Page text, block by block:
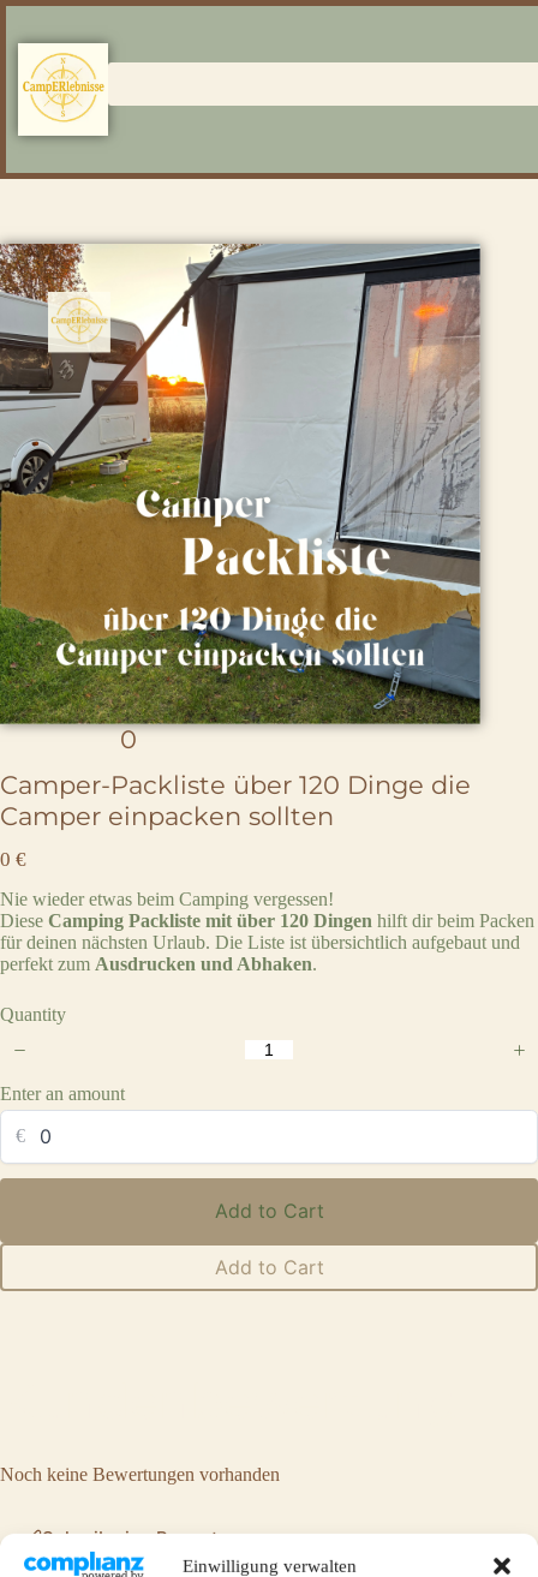
Einwilligung verwalten
0
r
e
v
w
s
Camper-Packliste über 120 Dinge die
Camper einpacken sollten
N
o
w
0 €
Nie wieder etwas beim Camping vergessen!
Diese Camping Packliste mit über 120 Dingen hilft dir beim Packen
für deinen nächsten Urlaub. Die Liste ist übersichtlich aufgebaut und
perfekt zum Ausdrucken und Abhaken.
Quantity
Enter an amount
€
Add to Cart
Add to Cart
Noch keine Bewertungen vorhanden
Schreib eine Bewertung